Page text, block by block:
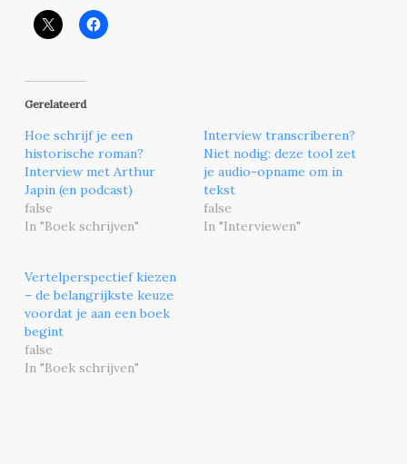
Gerelateerd
Hoe schrijf je een
historische roman?
Interview met Arthur
Japin (en podcast)
false
In "Boek schrijven"
Interview transcriberen?
Niet nodig: deze tool zet
je audio-opname om in
tekst
false
In "Interviewen"
Vertelperspectief kiezen
– de belangrijkste keuze
voordat je aan een boek
begint
false
In "Boek schrijven"